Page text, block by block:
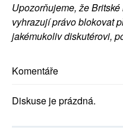
Upozorňujeme, že
vyhrazují právo blokovat
jakémukoliv diskutérovi,
Komentáře
Diskuse je prázdná.